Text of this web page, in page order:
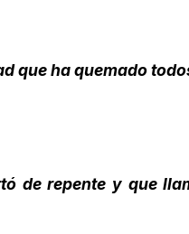
que ha quemado
de repente y que